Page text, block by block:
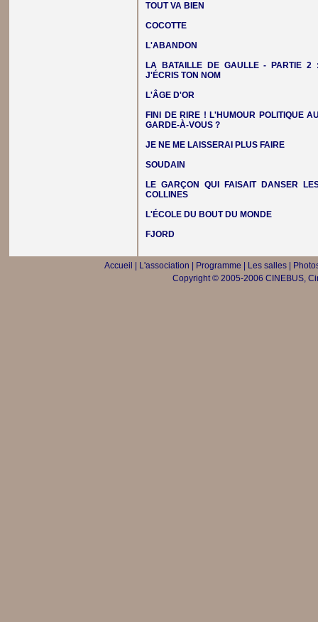
TOUT VA BIEN
COCOTTE
L'ABANDON
LA BATAILLE DE GAULLE - PARTIE 2
J'ÉCRIS TON NOM
L'ÂGE D'OR
FINI DE RIRE ! L'HUMOUR POLITIQUE
GARDE-À-VOUS ?
JE NE ME LAISSERAI PLUS FAIRE
SOUDAIN
LE GARÇON QUI FAISAIT DANSER
COLLINES
L'ÉCOLE DU BOUT DU MONDE
FJORD
Accueil L'association Programme Les salles|
Copyright © 2005-2006 CINEBUS,